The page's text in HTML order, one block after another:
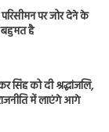
परिसीमन पर जोर देने के
है
सिंह को दी श्रद्धांजलि,
में लाएंगे आगे